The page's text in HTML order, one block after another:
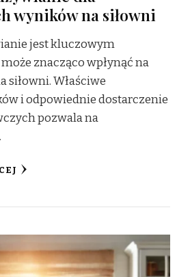
wyników na siłowni
jest kluczowym
znacząco wpłynąć na
siłowni. Właściwe
i odpowiednie dostarczenie
pozwala na